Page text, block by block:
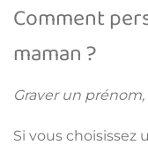
Comment
maman ?
Graver un
Si vous